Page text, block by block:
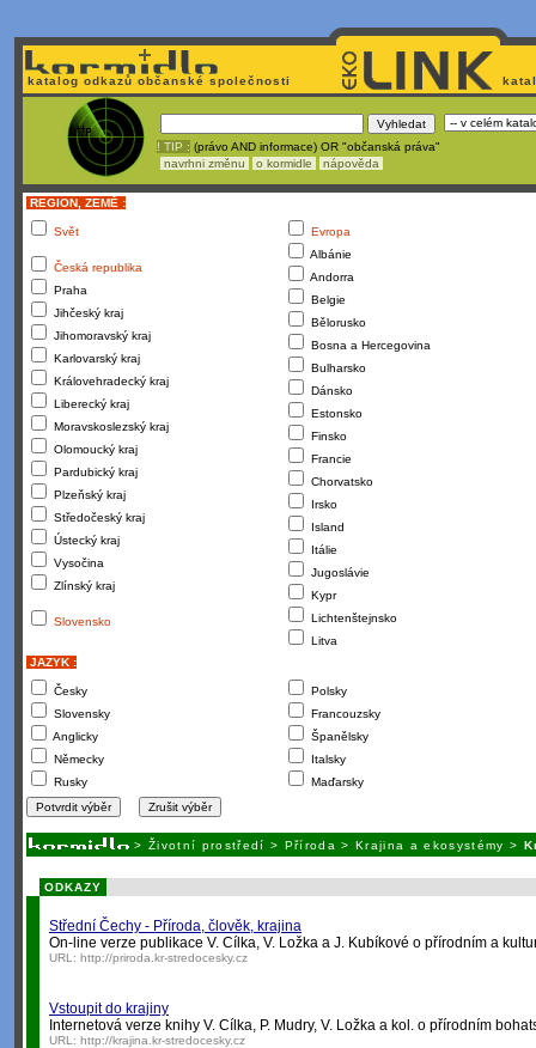
katalog odkazů občanské společnosti
! TIP : (právo AND informace) OR "občanská práva"
navrhni změnu
o kormidle nápověda
REGION, ZEMĚ :
Svět
Česká republika
Praha
Jihčeský kraj
Jihomoravský kraj
Karlovarský kraj
Královehradecký kraj
Liberecký kraj
Moravskoslezský kraj
Olomoucký kraj
Pardubický kraj
Plzeňský kraj
Středočeský kraj
Ústecký kraj
Vysočina
Zlínský kraj
Slovensko
Evropa
Albánie
Andorra
Belgie
Bělorusko
Bosna a Hercegovina
Bulharsko
Dánsko
Estonsko
Finsko
Francie
Chorvatsko
Irsko
Island
Itálie
Jugoslávie
Kypr
Lichtenštejnsko
Litva
JAZYK :
Česky
Slovensky
Anglicky
Německy
Rusky
Polsky
Francouzsky
Španělsky
Italsky
Maďarsky
> Životní prostředí > Příroda >Krajina a ekosystémy >
ODKAZY
Střední Čechy - Příroda, člověk, krajina
On-line verze publikace V. Cílka, V. Ložka a J. Kubíkové o přírodním a
URL: http://priroda.kr-stredocesky.cz
Vstoupit do krajiny
Internetová verze knihy V. Cílka, P. Mudry, V. Ložka a kol. o přírodním
URL: http://krajina.kr-stredocesky.cz